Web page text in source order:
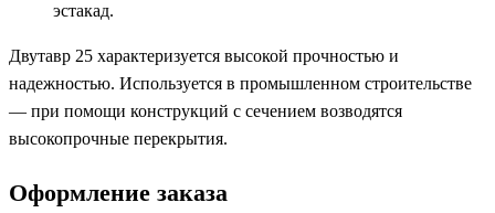
эстакад.
Двутавр 25 характеризуется высокой прочностью и
надежностью. Используется в промышленном строительстве
— при помощи конструкций с сечением возводятся
высокопрочные перекрытия.
Оформление заказа